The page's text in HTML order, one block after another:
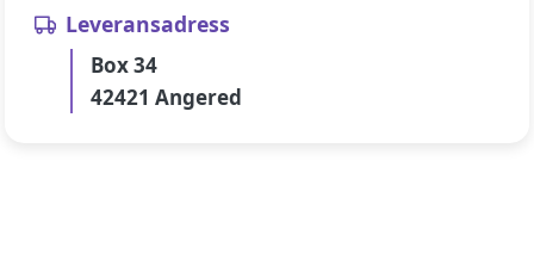
Leveransadress
Box 34
42421 Angered